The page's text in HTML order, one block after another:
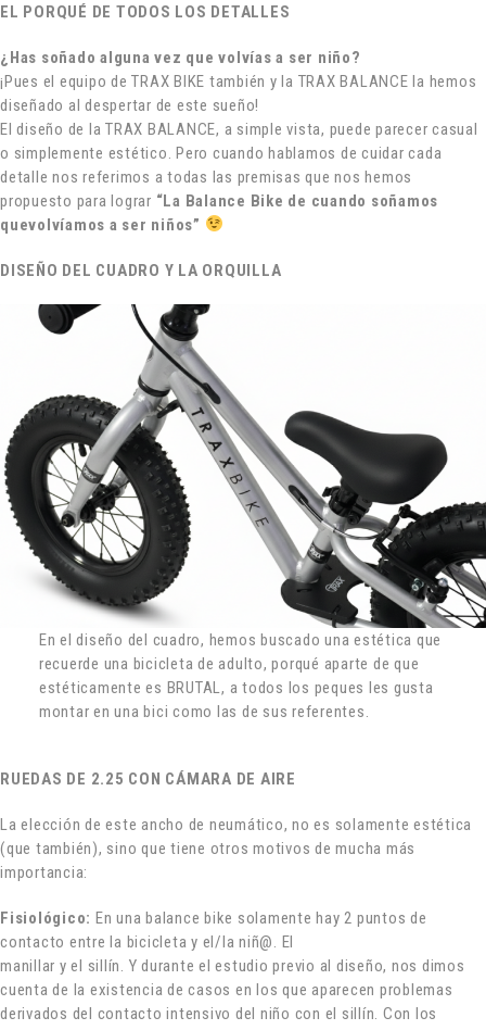
EL PORQUÉ DE TODOS LOS DETALLES
¿Has soñado alguna vez que volvías a ser niño?
¡Pues el equipo de TRAX BIKE también y la TRAX BALANCE la hemos
diseñado al despertar de este sueño!
El diseño de la TRAX BALANCE, a simple vista, puede parecer casual
o simplemente estético. Pero cuando hablamos de cuidar cada
detalle nos referimos a todas las premisas que nos hemos
propuesto para lograr “La Balance Bike de cuando soñamos
quevolvíamos a ser niños”
DISEÑO DEL CUADRO Y LA ORQUILLA
En el diseño del cuadro, hemos buscado una estética que
recuerde una bicicleta de adulto, porqué aparte de que
estéticamente es BRUTAL, a todos los peques les gusta
montar en una bici como las de sus referentes.
RUEDAS DE 2.25 CON CÁMARA DE AIRE
La elección de este ancho de neumático, no es solamente estética
(que también), sino que tiene otros motivos de mucha más
importancia:
Fisiológico: En una balance bike solamente hay 2 puntos de
contacto entre la bicicleta y el/la niñ@. El
manillar y el sillín. Y durante el estudio previo al diseño, nos dimos
cuenta de la existencia de casos en los que aparecen problemas
derivados del contacto intensivo del niño con el sillín. Con los